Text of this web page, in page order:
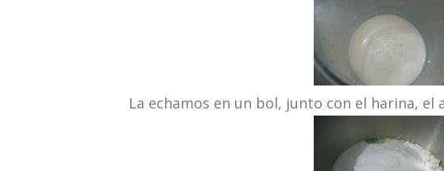
La echamos en un bol, junto con el harina, el